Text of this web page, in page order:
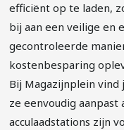
efficiënt op te laden,
bij aan een veilige en
gecontroleerde
kostenbesparing
Bij Magazijnplein vind
ze eenvoudig
acculaadstations zijn